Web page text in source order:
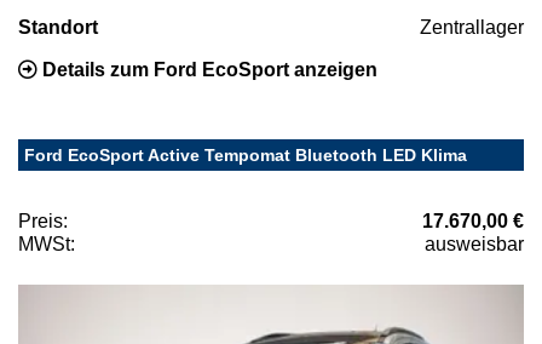
Standort Zentrallager
Details zum Ford EcoSport anzeigen
Ford EcoSport Active Tempomat Bluetooth LED Klima
Preis:
17.670,00 €
MWSt:
ausweisbar